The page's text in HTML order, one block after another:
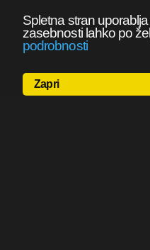
Spletna stran
zasebnosti lahko po
podrobnosti
Zapri